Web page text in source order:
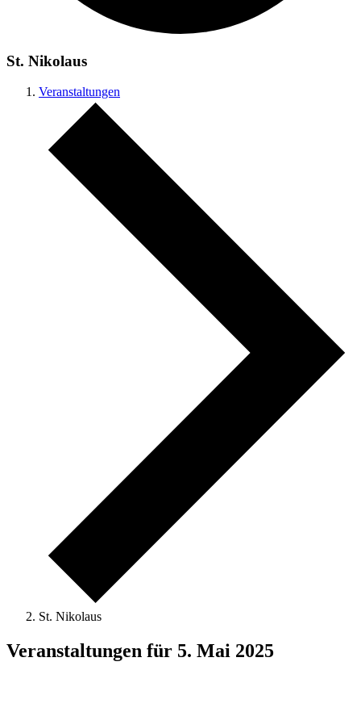
St. Nikolaus
Veranstaltungen
St. Nikolaus
Veranstaltungen für 5. Mai 2025